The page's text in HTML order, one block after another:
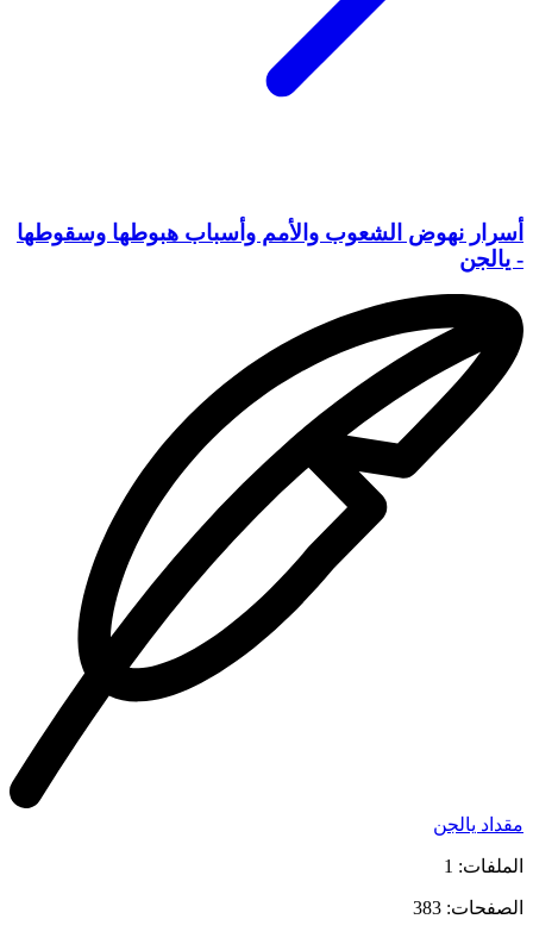
أسرار نهوض الشعوب والأمم وأسباب هبوطها وسقوطها
- يالجن
مقداد يالجن
الملفات: 1
الصفحات: 383